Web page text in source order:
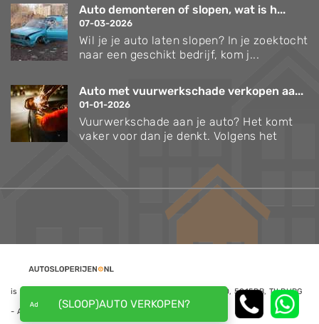
Auto demonteren of slopen, wat is h...
07-03-2026
Wil je je auto laten slopen? In je zoektocht
naar een geschikt bedrijf, kom j...
Auto met vuurwerkschade verkopen aa...
01-01-2026
Vuurwerkschade aan je auto? Het komt
vaker voor dan je denkt. Volgens het
is een website van NoQ B.V., Kapitein Hatterasstraat 30, 5015BB, TILBURG
- Alle rechten voorbehouden
(SLOOP)AUTO VERKOPEN?